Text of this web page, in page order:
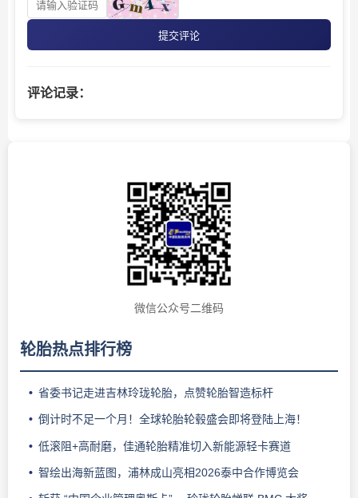
提交评论
评论记录：
微信公众号二维码
轮胎热点排行榜
省委书记走进吉林玲珑轮胎，点赞轮胎智造标杆
倒计时不足一个月！全球轮胎轮毂盛会即将登陆上海！
低滚阻+高耐磨，佳通轮胎精准切入新能源轻卡赛道
智绘出海新蓝图，浦林成山亮相2026泰中合作博览会